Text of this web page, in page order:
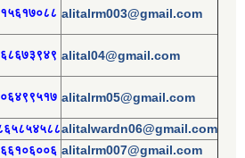
alitalrm003@gmail.com
alital04@gmail.com
alitalrm05@gmail.com
alitalwardn06@gmail.com
alitalrm007@gmail.com